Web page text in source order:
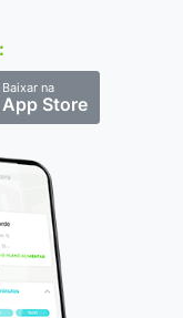
Baixar na
App Store